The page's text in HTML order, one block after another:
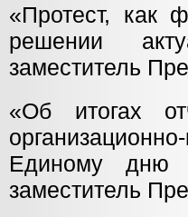
«Протест, как
решении
заместитель
«Об итогах
Единому дню
заместитель